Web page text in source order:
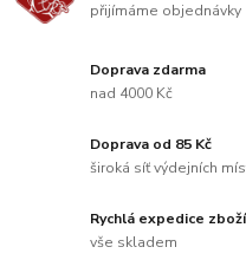
přijímáme objednávky
Doprava zdarma
nad 4000 Kč
Doprava od 85 Kč
široká síť výdejních
Rychlá expedice zboží
vše skladem